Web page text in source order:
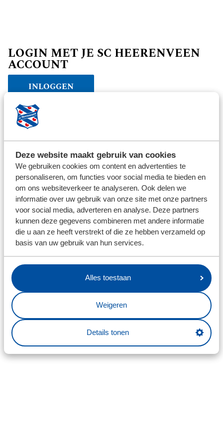
Deze website maakt gebruik van cookies
We gebruiken cookies om content en advertenties te
personaliseren, om functies voor social media te bieden en
om ons websiteverkeer te analyseren. Ook delen we
informatie over uw gebruik van onze site met onze partners
voor social media, adverteren en analyse. Deze partners
kunnen deze gegevens combineren met andere informatie
die u aan ze heeft verstrekt of die ze hebben verzameld op
basis van uw gebruik van hun services.
Alles toestaan
Weigeren
Details tonen
LOGIN MET JE SC HEERENVEEN
ACCOUNT
INLOGGEN
Verder winkelen